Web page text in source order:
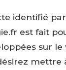
identifié
est fait
sur
mettre